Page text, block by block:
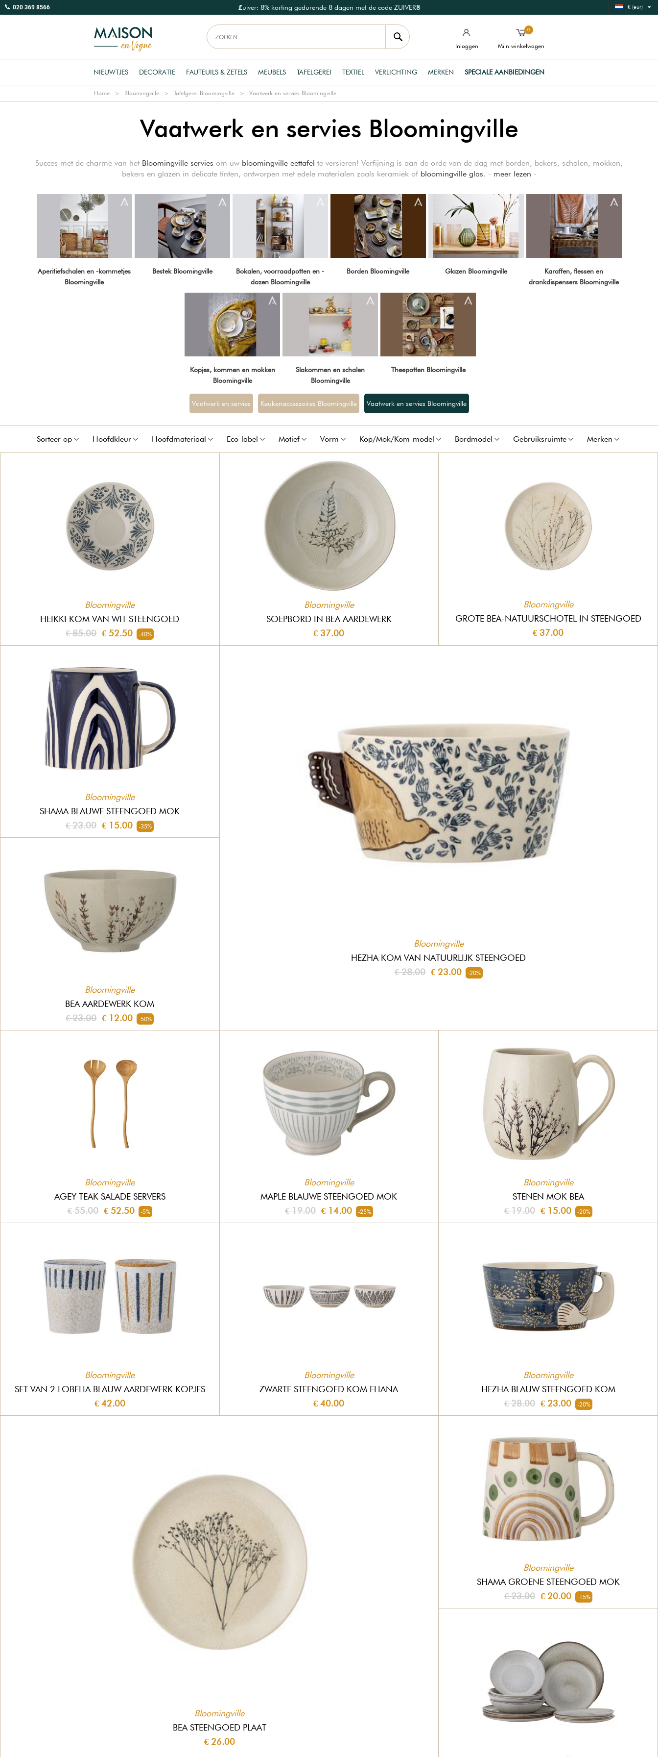
020 369 8566 Zuiver: 8% korting gedurende 8 dagen met de code ZUIVER8 € (eur)
Inloggen
0
Mijn winkelwagen
NIEUWTJES DECORATIE FAUTEUILS & ZETELS MEUBELS TAFELGEREI TEXTIEL VERLICHTING MERKEN SPECIALE AANBIEDINGEN
Home Bloomingville Tafelgerei Bloomingville Vaatwerk en servies Bloomingville
Vaatwerk en servies Bloomingville
Succes met de charme van het Bloomingville servies om uw bloomingville eettafel te versieren! Verfijning is aan de orde van de dag met borden, bekers, schalen, mokken,
bekers en glazen in delicate tinten, ontworpen met edele materialen zoals keramiek of bloomingville glas. - meer lezen -
Aperitiefschalen en -kommetjes
Bloomingville
Bestek Bloomingville
Bokalen, voorraadpotten en -
dozen Bloomingville
Borden Bloomingville Glazen Bloomingville
Karaffen, flessen en
drankdispensers Bloomingville
Kopjes, kommen en mokken
Bloomingville
Slakommen en schalen
Bloomingville
Theepotten Bloomingville
Vaatwerk en servies Keukenaccessoires Bloomingville Vaatwerk en servies Bloomingville
Sorteer op Hoofdkleur Hoofdmateriaal Eco-label Motief Vorm Kop/Mok/Kom-model Bordmodel Gebruiksruimte Merken
Bloomingville
HEIKKI KOM VAN WIT STEENGOED
€ 85.00 € 52.50 -40%
Bloomingville
SOEPBORD IN BEA AARDEWERK
€ 37.00
Bloomingville
GROTE BEA-NATUURSCHOTEL IN STEENGOED
€ 37.00
Bloomingville
SHAMA BLAUWE STEENGOED MOK
€ 23.00 € 15.00 -35%
Bloomingville
HEZHA KOM VAN NATUURLIJK STEENGOED
€ 28.00€ 23.00 -20%
Bloomingville
BEA AARDEWERK KOM
€ 23.00 € 12.00 -50%
Bloomingville
AGEY TEAK SALADE SERVERS
€ 55.00€ 52.50 -5%
Bloomingville
MAPLE BLAUWE STEENGOED MOK
€ 19.00€ 14.00 -25%
Bloomingville
STENEN MOK BEA
€ 19.00€ 15.00 -20%
Bloomingville
SET VAN 2 LOBELIA BLAUW AARDEWERK KOPJES
€ 42.00
Bloomingville
ZWARTE STEENGOED KOM ELIANA
€ 40.00
Bloomingville
BEA STEENGOED PLAAT
€ 26.00
Bloomingville
HEZHA BLAUW STEENGOED KOM
€ 28.00€ 23.00 -20%
Bloomingville
SHAMA GROENE STEENGOED MOK
€ 23.00€ 20.00 -15%